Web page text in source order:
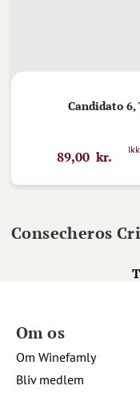
Candidato 6,
89,00 kr.
Consecheros
Om os
Om Winefamly
Bliv medlem